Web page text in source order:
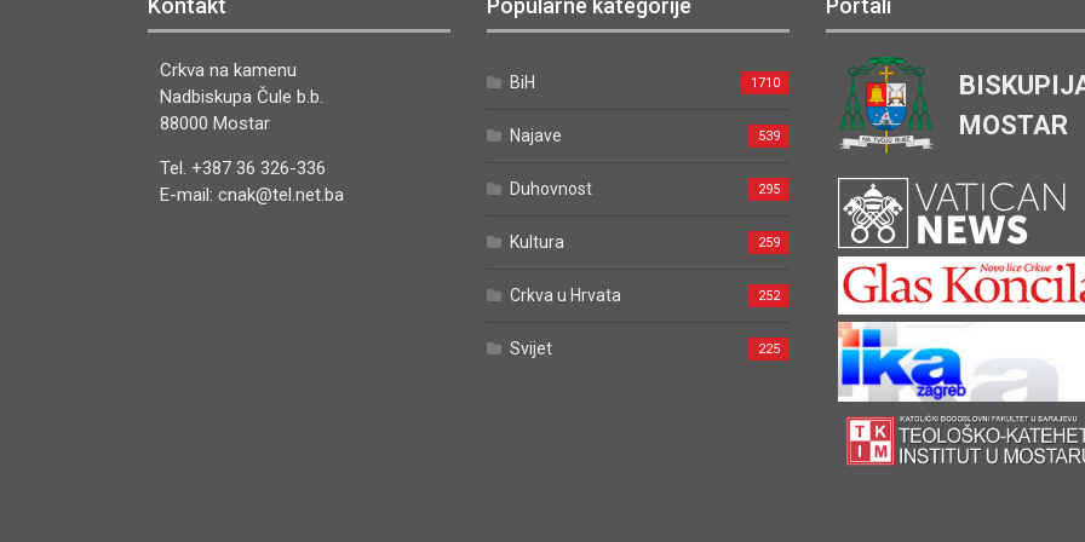
Kontakt
Crkva na kamenu
Nadbiskupa Čule b.b.
88000 Mostar
Tel. +387 36 326-336
E-mail: cnak@tel.net.ba
Popularne kategorije
BiH 1710
Najave 539
Duhovnost 295
Kultura 259
Crkva u Hrvata 252
Svijet 225
Portali
MOSTAR